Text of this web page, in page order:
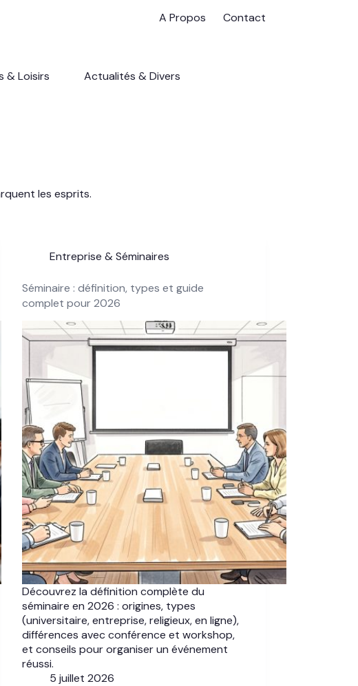
A Propos Contact
& Loisirs Actualités & Divers
les esprits.
Entreprise & Séminaires
Séminaire : définition, types et guide
complet pour 2026
Découvrez la définition complète du
séminaire en 2026 : origines, types
(universitaire, entreprise, religieux, en ligne),
différences avec conférence et workshop,
et conseils pour organiser un événement
réussi.
5 juillet 2026